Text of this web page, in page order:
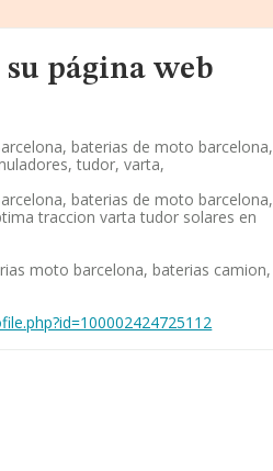
página web
baterias de moto barcelona,
tudor, varta,
baterias de moto barcelona,
traccion varta tudor solares en
moto barcelona, baterias camion,